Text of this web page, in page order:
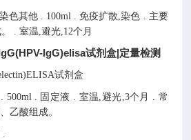
染色其他 . 100ml . 免疫扩散,染色 . 主要
. 室温,避光,12个月
IgG)elisa试剂盒|定量检测
试剂盒
. 500ml . 固定液 . 室温,避光,3个月 . 常
乙酸组成。
.